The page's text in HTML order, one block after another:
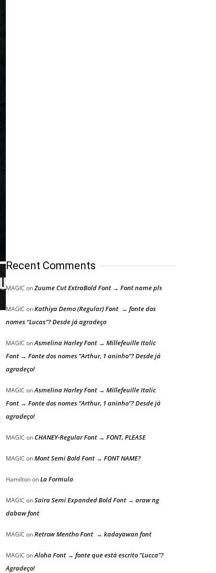
Recent Comments
MAGIC onZuume Cut ExtraBold Font → Font name pls
MAGIC onKathiya Demo (Regular) Font → fonte dos
nomes “Lucas”? Desde já agradeço
MAGIC onAsmelina Harley Font → Millefeuille Italic
Font → Fonte dos nomes “Arthur, 1 aninho”? Desde já
agradeço!
MAGIC onAsmelina Harley Font → Millefeuille Italic
Font → Fonte dos nomes “Arthur, 1 aninho”? Desde já
agradeço!
MAGIC onCHANEY-Regular Font → FONT, PLEASE
MAGIC onMont Semi Bold Font → FONT NAME?
HamiltononLa Formula
MAGIC onSaira Semi Expanded Bold Font → araw ng
dabaw font
MAGIC onRetrow Mentho Font → kadayawan font
MAGIC onAloha Font → fonte que está escrito “Lucca”?
Agradeço!